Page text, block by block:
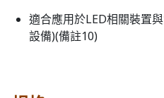
適合應用於LED相關裝置
設備)(備註10)